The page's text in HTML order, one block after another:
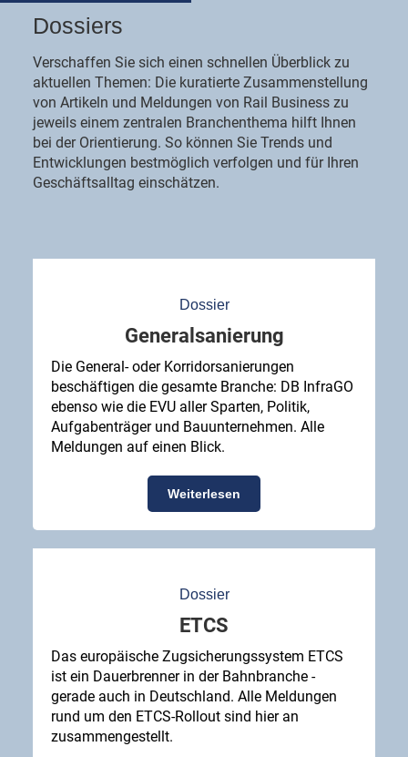
Dossiers
Verschaffen Sie sich einen schnellen Überblick zu
aktuellen Themen: Die kuratierte Zusammenstellung
von Artikeln und Meldungen von Rail Business zu
jeweils einem zentralen Branchenthema hilft Ihnen
bei der Orientierung. So können Sie Trends und
Entwicklungen bestmöglich verfolgen und für Ihren
Geschäftsalltag einschätzen.
Dossier
Generalsanierung
Die General- oder Korridorsanierungen
beschäftigen die gesamte Branche: DB InfraGO
ebenso wie die EVU aller Sparten, Politik,
Aufgabenträger und Bauunternehmen. Alle
Meldungen auf einen Blick.
Weiterlesen
Dossier
ETCS
Das europäische Zugsicherungssystem ETCS
ist ein Dauerbrenner in der Bahnbranche -
gerade auch in Deutschland. Alle Meldungen
rund um den ETCS-Rollout sind hier an
zusammengestellt.